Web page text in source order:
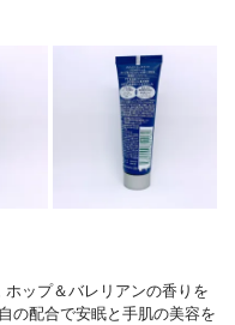
ップ＆バレリアンの香りを
の配合で安眠と手肌の美容を